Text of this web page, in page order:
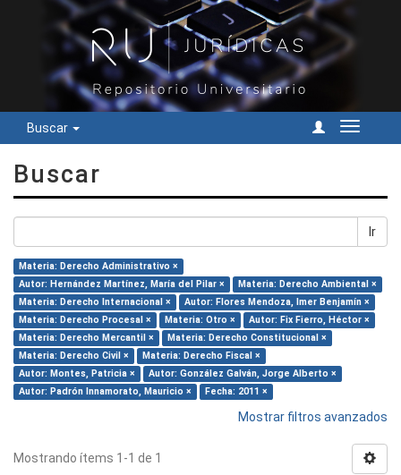
Buscar
Cambiar
Buscar
Ir
Materia: Derecho Administrativo ×
Autor: Hernández Martínez, María del Pilar ×
Materia: Derecho Ambiental ×
Materia: Derecho Internacional ×
Autor: Flores Mendoza, Imer Benjamín ×
Materia: Derecho Procesal ×
Materia: Otro ×
Autor: Fix Fierro, Héctor ×
Materia: Derecho Mercantil ×
Materia: Derecho Constitucional ×
Materia: Derecho Civil ×
Materia: Derecho Fiscal ×
Autor: Montes, Patricia ×
Autor: González Galván, Jorge Alberto ×
Autor: Padrón Innamorato, Mauricio ×
Fecha: 2011 ×
Mostrar filtros avanzados
Mostrando ítems 1-1 de 1